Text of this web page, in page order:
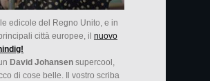
edicole del Regno Unito, e in
città europee, il nuovo
David Johansen supercool,
di cose belle. Il vostro scriba